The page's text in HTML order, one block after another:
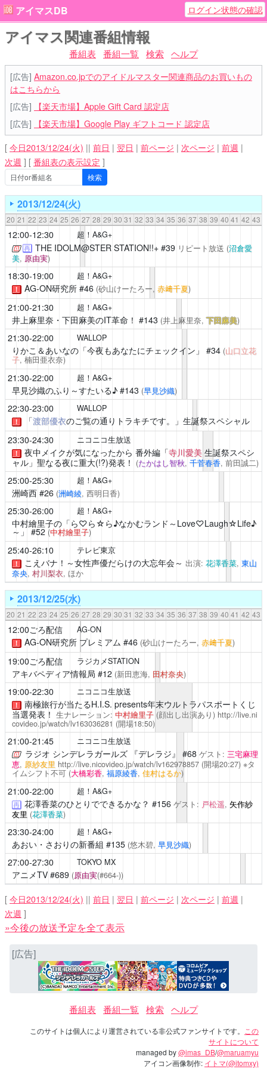
アイマスDB ログイン状態の確認
アイマス関連番組情報
番組表 番組一覧 検索 ヘルプ
[広告] Amazon.co.jpでのアイドルマスター関連商品のお買いもの
はこちらから
[広告]
【楽天市場】Apple Gift Card 認定店
[広告]
【楽天市場】Google Play ギフトコード 認定店
[ 今日2013/12/24(火) || 前日 | 翌日 | 前ページ | 次ページ | 前週 |
次週 ] [ 番組表の表示設定 ]
2013/12/24(火)
20 21 22 23 24 25 26 27 28 29 30 31 32 33 34 35 36 37 38 39 40 41 42 43
12:00-12:30 超！A&G+
再 THE IDOLM@STER STATION!!+#39 リピート放送 (沼倉愛
美, 原由実)
18:30-19:00 超！A&G+
！ AG-ON研究所#46 (砂山けーたろー, 赤﨑千夏)
21:00-21:30 超！A&G+
井上麻里奈・下田麻美のIT革命！ #143 (井上麻里奈,下田麻美)
21:30-22:00 WALLOP
りかこ＆あいなの「今夜もあなたにチェックイン」 #34 (山口立花
子, 楠田亜衣奈)
21:30-22:00 超！A&G+
早見沙織のふり～すたいる♪#143 (早見沙織)
22:30-23:00 WALLOP
！ 「渡部優衣のご覧の通りトラキチです。」生誕祭スペシャル
23:30-24:30
ニコニコ生放送
！ 夜中メイクが気になったから 番外編「寺川愛美生誕祭スペシ
ャル」聖なる夜に重大(!?)発表！
(たかはし智秋, 千菅春香, 前田誠二)
25:00-25:30 超！A&G+
洲崎西#26 (洲崎綾, 西明日香)
25:30-26:00 超！A&G+
中村繪里子の「ら♡ら☆ら♪なかむランド～Love♡Laugh☆Life♪
～」#52 (中村繪里子)
25:40-26:10 テレビ東京
！ こえバナ！～女性声優だらけの大忘年会～ 出演: 花澤香菜, 東山
奈央, 村川梨衣, ほか
2013/12/25(水)
20 21 22 23 24 25 26 27 28 29 30 31 32 33 34 35 36 37 38 39 40 41 42 43
12:00ごろ配信 AG-ON
！ AG-ON研究所 プレミアム #46 (砂山けーたろー, 赤﨑千夏)
19:00ごろ配信 ラジカメSTATION
アキバペディア情報局 #12 (新田恵海, 田村奈央)
19:00-22:30 ニコニコ生放送
！
南極旅行が当たるH.I.S. presents年末ウルトラパスポートくじ
当選発表！ 生ナレーション: 中村繪里子(顔出し出演あり) http://live.ni
covideo.jp/watch/lv163036281 (開場18:50)
21:00-21:45 ニコニコ生放送
ラジオ シンデレラガールズ 『デレラジ』 #68 ゲスト: 三宅麻理
恵, 原紗友里 http://live.nicovideo.jp/watch/lv162978857(開場20:27) ※タ
イムシフト不可 (大橋彩香, 福原綾香, 佳村はるか)
21:00-22:00 超！A&G+
再 花澤香菜のひとりでできるかな？ #156 ゲスト: 戸松遥, 矢作紗
友里 (花澤香菜)
23:30-24:00 超！A&G+
あおい・さおりの新番組 #135 (悠木碧, 早見沙織)
27:00-27:30 TOKYO MX
アニメTV#689 (原由実(#664-))
[ 今日2013/12/24(火) || 前日 | 翌日 | 前ページ | 次ページ | 前週 |
次週 ]
»今後の放送予定を全て表示
[広告]
番組表 番組一覧 検索 ヘルプ
このサイトは個人により運営されている非公式ファンサイトです。
この
サイトについて
managed by@imas_DB/@maruamyu
アイコン画像制作: イトマ(@itomxy)